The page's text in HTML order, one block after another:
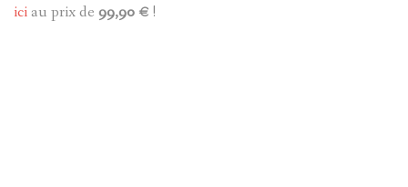
iciau prix de 99,90 € !